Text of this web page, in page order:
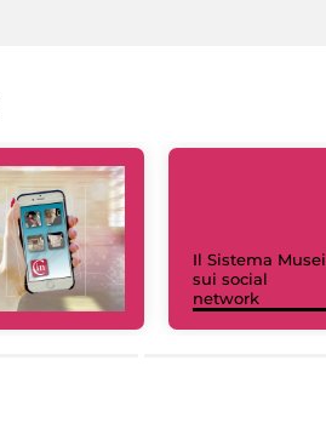
Il Sistema Musei
sui social
network